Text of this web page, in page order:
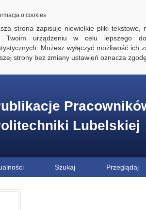
o cookies
strona zapisuje niewielkie pliki tekstowe,
Twoim urządzeniu w celu lepszego
Możesz wyłączyć możliwość ich
strony bez zmiany ustawień oznacza
Lubelskiej
Szukaj Przeglądaj